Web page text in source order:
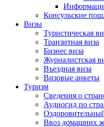
Консульские
Визы
Туристическая
Транзитная виза
Бизнес виза
Журналистская
Въездная виза
Визовые анкеты
Туризм
Сведения о
Аудиогид по
Ввоз домашних